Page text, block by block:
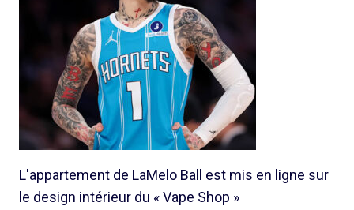
L'appartement de LaMelo Ball est mis en ligne sur
le design intérieur du « Vape Shop »